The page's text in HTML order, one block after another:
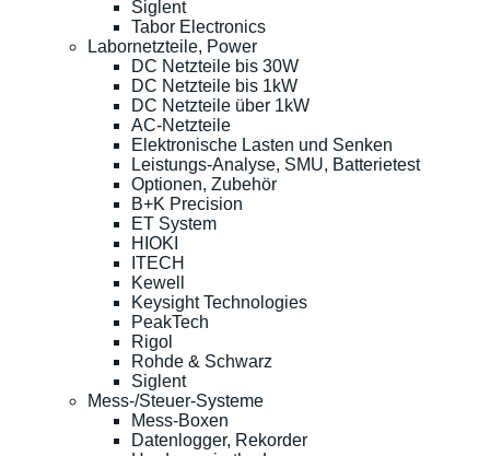
Siglent
Tabor Electronics
Labornetzteile, Power
DC Netzteile bis 30W
DC Netzteile bis 1kW
DC Netzteile über 1kW
AC-Netzteile
Elektronische Lasten und Senken
Leistungs-Analyse, SMU, Batterietest
Optionen, Zubehör
B+K Precision
ET System
HIOKI
ITECH
Kewell
Keysight Technologies
PeakTech
Rigol
Rohde & Schwarz
Siglent
Mess-/Steuer-Systeme
Mess-Boxen
Datenlogger, Rekorder